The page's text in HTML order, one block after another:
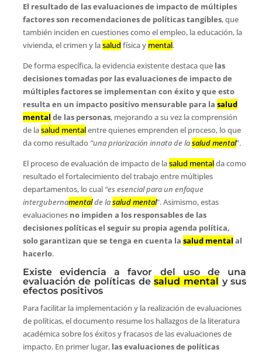
El resultado de las evaluaciones de impacto de múltiples
factores son recomendaciones de políticas tangibles, que
también inciden en cuestiones como el empleo, la educación, la
vivienda, el crimen y lasalud física y mental.
De forma específica, la evidencia existente destaca quelas
decisiones tomadas por las evaluaciones de impacto de
múltiples factores se implementan con éxito y que esto
resulta en un impacto positivo mensurable para la salud
mental de las personas, mejorando a su vez la comprensión
de lasalud mentalentre quienes emprenden el proceso, lo que
da como resultado “una priorización innata de lasalud mental”.
El proceso de evaluación de impacto de lasalud mentalda como
resultado el fortalecimiento del trabajo entre múltiples
departamentos, lo cual “es esencial para un enfoque
intergubernamentalde lasalud mental”. Asimismo, estas
evaluaciones no impiden a los responsables de las
decisiones políticas el seguir su propia agenda política,
solo garantizan que se tenga en cuenta la salud mental al
hacerlo.
Existe evidencia a favor del uso de una
evaluación de políticas desalud mental y sus
efectos positivos
Para facilitar la implementación y la realización de evaluaciones
de políticas, el documento resume los hallazgos de la literatura
académica sobre los éxitos y fracasos de las evaluaciones de
impacto. En primer lugar, las evaluaciones de políticas